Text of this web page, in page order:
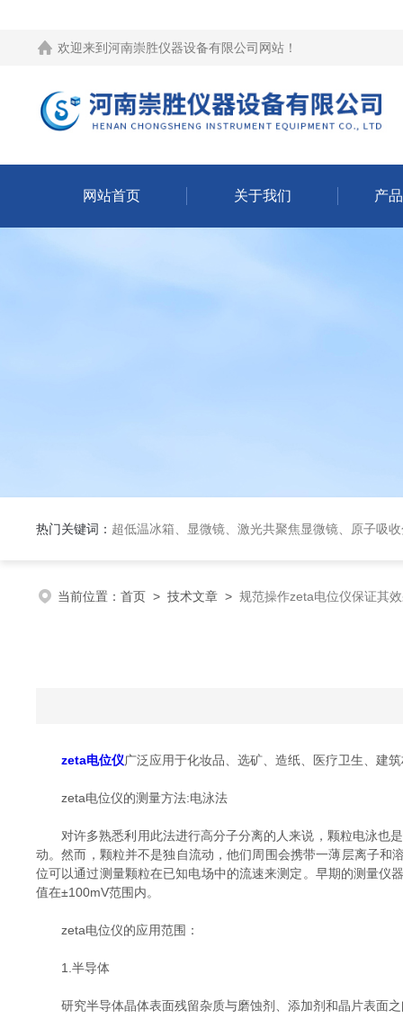
欢迎来到 河南崇胜仪器设备有限公司网站 ！
网站首页 关于我们 产
热门关键词： 超低温冰箱、显微镜、激光共聚焦显微镜、原子吸收分光光度计、荧
当前位置： 首页 > 技术文章 > 规范操作zeta电位仪保证其
zeta电位仪广泛应用于化妆品、选矿、造纸、医疗卫生、建
zeta电位仪的测量方法:电泳法
对许多熟悉利用此法进行高分子分离的人来说，颗粒电泳也是
动。然而，颗粒并不是独自流动，他们周围会携带一薄层离子
位可以通过测量颗粒在已知电场中的流速来测定。早期的测量仪
值在±100mV范围内。
zeta电位仪的应用范围：
1.半导体
研究半导体晶体表面残留杂质与磨蚀剂、添加剂和晶片表面之